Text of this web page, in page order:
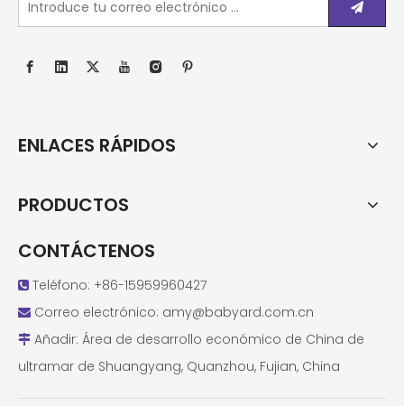
ENLACES RÁPIDOS
PRODUCTOS
CONTÁCTENOS
 Teléfono: +86-15959960427
 Correo electrónico: amy@babyard.com.cn
 Añadir: Área de desarrollo económico de China de
ultramar de Shuangyang, Quanzhou, Fujian, China